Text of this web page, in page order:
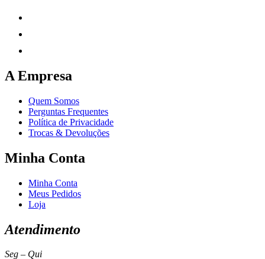
A Empresa
Quem Somos
Perguntas Frequentes
Política de Privacidade
Trocas & Devoluções
Minha Conta
Minha Conta
Meus Pedidos
Loja
Atendimento
Seg – Qui